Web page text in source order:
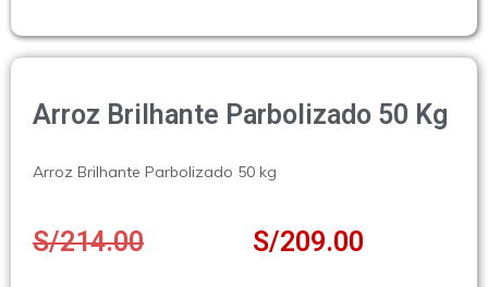
Arroz Brilhante Parbolizado 50 Kg
Arroz Brilhante Parbolizado 50 kg
S/214.00 S/209.00